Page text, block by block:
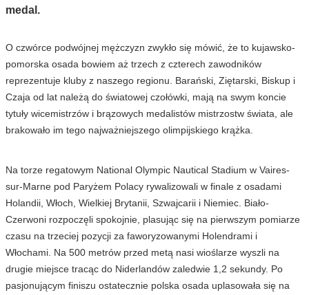
medal.
O czwórce podwójnej mężczyzn zwykło się mówić, że to kujawsko-
pomorska osada bowiem aż trzech z czterech zawodników
reprezentuje kluby z naszego regionu. Barański, Ziętarski, Biskup i
Czaja od lat należą do światowej czołówki, mają na swym koncie
tytuły wicemistrzów i brązowych medalistów mistrzostw świata, ale
brakowało im tego najważniejszego olimpijskiego krążka.
Na torze regatowym National Olympic Nautical Stadium w Vaires-
sur-Marne pod Paryżem Polacy rywalizowali w finale z osadami
Holandii, Włoch, Wielkiej Brytanii, Szwajcarii i Niemiec. Biało-
Czerwoni rozpoczęli spokojnie, plasując się na pierwszym pomiarze
czasu na trzeciej pozycji za faworyzowanymi Holendrami i
Włochami. Na 500 metrów przed metą nasi wioślarze wyszli na
drugie miejsce tracąc do Niderlandów zaledwie 1,2 sekundy. Po
pasjonującym finiszu ostatecznie polska osada uplasowała się na